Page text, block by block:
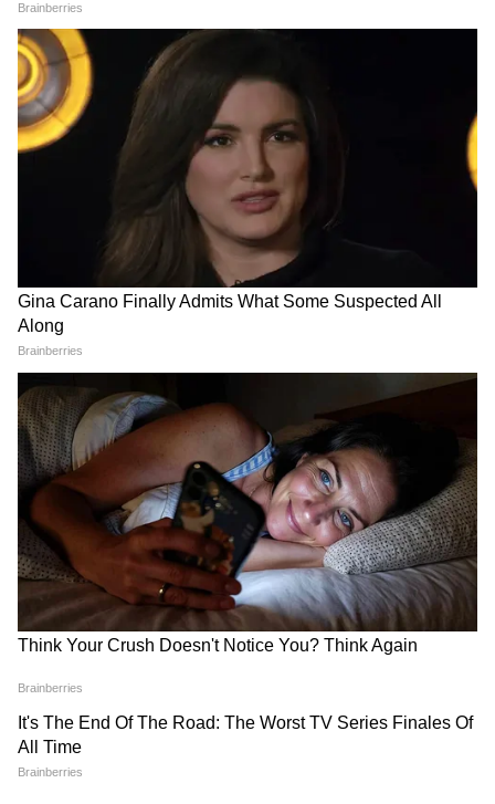
गए Jharkhand, सुनिए क्या कहा...
सड़क हादसे में Atiq Ahmed के बेटे अबान
अहमद की दर्दनाक मौत। Atiq Ahmed Son
Abaan Ahmed Death